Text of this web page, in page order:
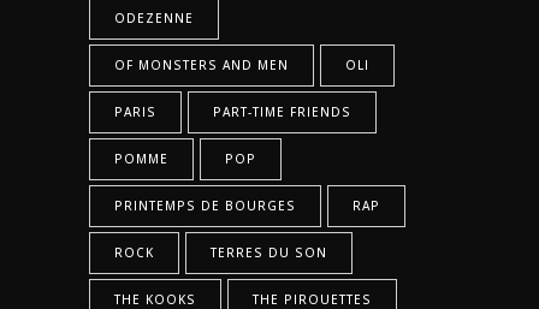
ODEZENNE
OF MONSTERS AND MEN OLI
PARIS PART-TIME FRIENDS
POMME POP
PRINTEMPS DE BOURGES RAP
ROCK TERRES DU SON
THE KOOKS THE PIROUETTES